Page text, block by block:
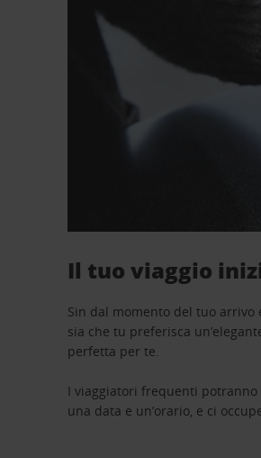
Il tuo viaggio
Sin dal momento del tuo
sia che tu preferisca
perfetta per te.
I viaggiatori frequenti
una data e un’orario, e ci